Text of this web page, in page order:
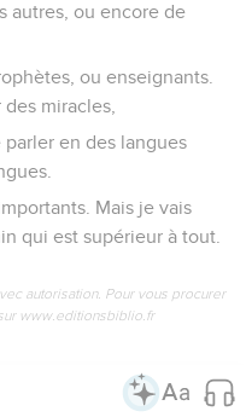
autres, ou encore de
ou enseignants.
miracles,
en des langues
Mais je vais
qui est supérieur à tout.
autorisation. Pour vous procurer
www.editionsbiblio.fr